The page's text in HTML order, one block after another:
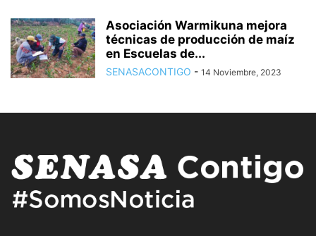
Asociación Warmikuna mejora
técnicas de producción de maíz
en Escuelas de...
SENASACONTIGO - 14 Noviembre, 2023